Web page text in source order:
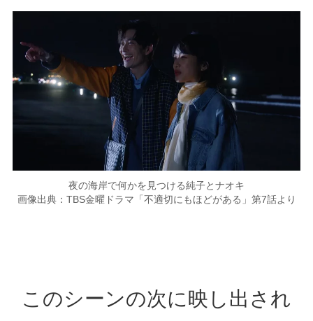
夜の海岸で何かを見つける純子とナオキ
画像出典：TBS金曜ドラマ「不適切にもほどがある」第7話より
このシーンの次に映し出され